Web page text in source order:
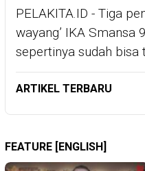
PELAKITA.ID - Tiga
wayang’ IKA Smansa
sepertinya sudah
ARTIKEL TERBARU
FEATURE [ENGLISH]